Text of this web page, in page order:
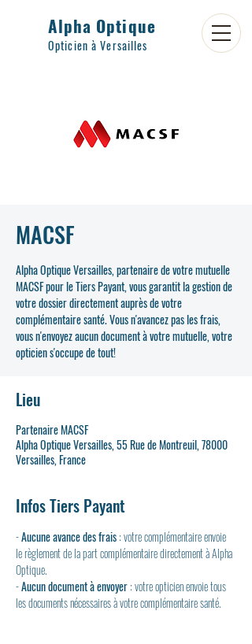
Alpha Optique
Opticien à Versailles
MACSF
Alpha Optique Versailles, partenaire de votre mutuelle
MACSF pour le Tiers Payant, vous garantit la gestion de
votre dossier directement auprès de votre
complémentaire santé. Vous n'avancez pas les frais,
vous n'envoyez aucun document à votre mutuelle, votre
opticien s'occupe de tout!
Lieu
Partenaire MACSF
Alpha Optique Versailles, 55 Rue de Montreuil, 78000
Versailles, France
Infos Tiers Payant
- Aucune avance des frais : votre complémentaire envoie
le règlement de la part complémentaire directement à Alpha
Optique.
- Aucun document à envoyer : votre opticien envoie tous
les documents nécessaires à votre complémentaire santé.